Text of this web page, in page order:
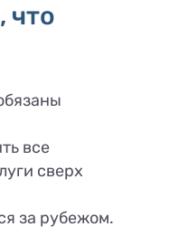
что
все
сверх
за рубежом.